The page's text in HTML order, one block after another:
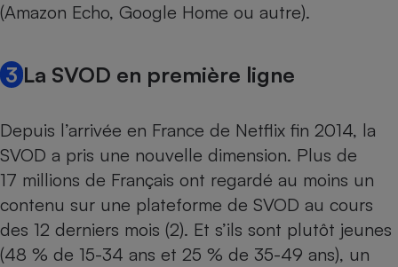
(Amazon Echo, Google Home ou autre).
3La SVOD en première ligne
Depuis l’arrivée en France de Netflix fin 2014, la
SVOD a pris une nouvelle dimension. Plus de
17 millions de Français ont regardé au moins un
contenu sur une plateforme de SVOD au cours
des 12 derniers mois (2). Et s’ils sont plutôt jeunes
(48 % de 15-34 ans et 25 % de 35-49 ans), un